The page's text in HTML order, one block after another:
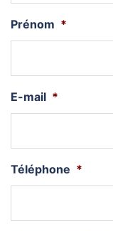
Prénom *
E-mail *
Téléphone *